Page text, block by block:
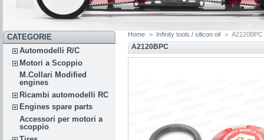
CATEGORIE
Automodelli R/C
Motori a Scoppio
M.Collari Modified
engines
Ricambi automodelli RC
Engines spare parts
Accessori per motori a
scoppio
Home > Infinity tools / silicon oil > A2120BPC
A2120BPC